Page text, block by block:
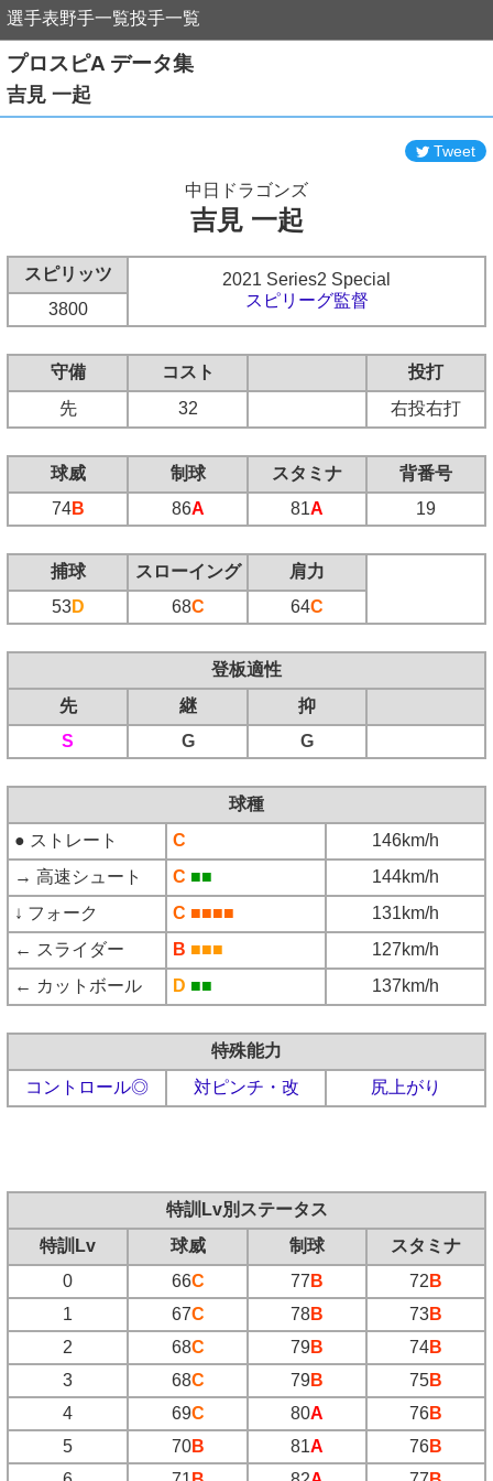
選手表野手一覧投手一覧
プロスピA データ集
吉見 一起
Tweet
中日ドラゴンズ
吉見 一起
スピリッツ
2021 Series2 Special
スピリーグ監督
3800
守備 コスト
投打
先
32 右投右打
球威 制球 スタミナ
背番号
74B 86A 81A 19
捕球 スローイング
肩力
53D 68C 64C
登板適性
先
継
抑
S
G G
球種
● ストレート
C
146km/h
→ 高速シュート
C ■■
144km/h
↓ フォーク
C ■■■■
131km/h
← スライダー
B ■■■
127km/h
← カットボール
D ■■ 137km/h
特殊能力
コントロール◎
対ピンチ・改 尻上がり
特訓Lv別ステータス
特訓Lv
球威 制球
スタミナ
0
66C 77 B 72 B
1
67C 78B 73B
2
68C 79B 74B
3
68C 79B 75B
4
69C 80A 76B
5
70B 81A 76B